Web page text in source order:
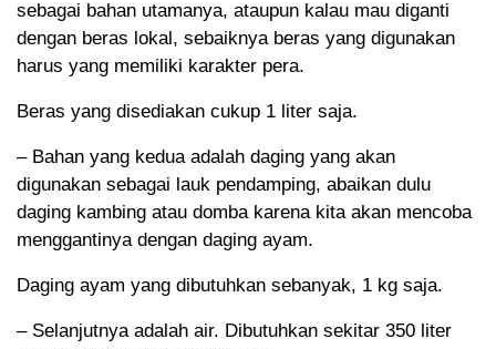
sebagai bahan utamanya, ataupun kalau mau diganti
dengan beras lokal, sebaiknya beras yang digunakan
harus yang memiliki karakter pera.
Beras yang disediakan cukup 1 liter saja.
– Bahan yang kedua adalah daging yang akan
digunakan sebagai lauk pendamping, abaikan dulu
daging kambing atau domba karena kita akan mencoba
menggantinya dengan daging ayam.
Daging ayam yang dibutuhkan sebanyak, 1 kg saja.
– Selanjutnya adalah air. Dibutuhkan sekitar 350 liter